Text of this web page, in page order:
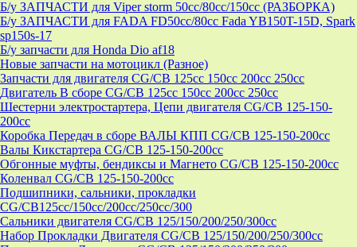
Б/у ЗАПЧАСТИ для Viper storm 50cc/80cc/150cc (РАЗБОРКА)
Б/у ЗАПЧАСТИ для FADA FD50cc/80cc Fada YB150T-15D, Spark
sp150s-17
Б/у запчасти для Honda Dio af18
Новые запчасти на мотоцикл (Разное)
Запчасти для двигателя CG/CB 125cc 150cc 200cc 250cc
Двигатель В сборе CG/CB 125cc 150cc 200cc 250cc
Шестерни электростартера, Цепи двигателя CG/CB 125-150-
200cc
Коробка Передач в сборе ВАЛЫ КПП CG/CB 125-150-200cc
Валы Кикстартера CG/CB 125-150-200cc
Обгонные муфты, бендиксы и Магнето CG/CB 125-150-200cc
Коленвал CG/CB 125-150-200cc
Подшипники, сальники, прокладки
CG/CB125сс/150cc/200cc/250cc/300
Сальники двигателя CG/CB 125/150/200/250/300cc
Набор Прокладки Двигателя CG/CB 125/150/200/250/300cc